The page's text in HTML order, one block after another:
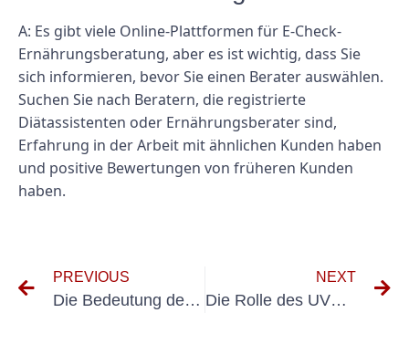
A: Es gibt viele Online-Plattformen für E-Check-
Ernährungsberatung, aber es ist wichtig, dass Sie
sich informieren, bevor Sie einen Berater auswählen.
Suchen Sie nach Beratern, die registrierte
Diätassistenten oder Ernährungsberater sind,
Erfahrung in der Arbeit mit ähnlichen Kunden haben
und positive Bewertungen von früheren Kunden
haben.
PREVIOUS
Die Bedeutung der UVV-Prüfung in der Ernährungsberatung: Gewährleistung von Sicherheit und Compliance
NEXT
Die Rolle des UVV-Prüfers bei der Gewährleistung der Sicherheit am Arbeitsplatz verstehen